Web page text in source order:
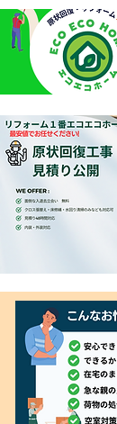
住い
気になる
する?